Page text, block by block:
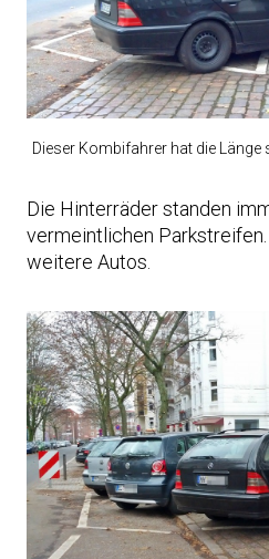
Dieser Kombifahrer hat die Länge
Die Hinterräder standen
vermeintlichen
weitere Autos.